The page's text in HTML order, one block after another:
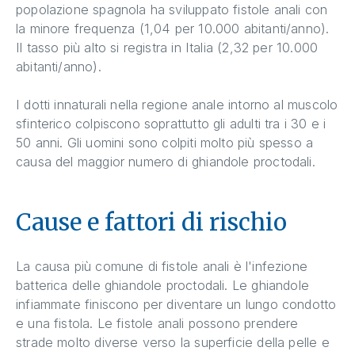
popolazione spagnola ha sviluppato fistole anali con
la minore frequenza (1,04 per 10.000 abitanti/anno).
Il tasso più alto si registra in Italia (2,32 per 10.000
abitanti/anno).
I dotti innaturali nella regione anale intorno al muscolo
sfinterico colpiscono soprattutto gli adulti tra i 30 e i
50 anni. Gli uomini sono colpiti molto più spesso a
causa del maggior numero di ghiandole proctodali.
Cause e fattori di rischio
La causa più comune di fistole anali è l'infezione
batterica delle ghiandole proctodali. Le ghiandole
infiammate finiscono per diventare un lungo condotto
e una fistola. Le fistole anali possono prendere
strade molto diverse verso la superficie della pelle e